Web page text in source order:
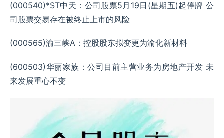
(000540)*ST中天：公司股票5月19日(星期五)起停牌 公
司股票交易存在被终止上市的风险
(000565)渝三峡A：控股股东拟变更为渝化新材料
(600503)华丽家族：公司目前主营业务为房地产开发 未
来发展重心不变